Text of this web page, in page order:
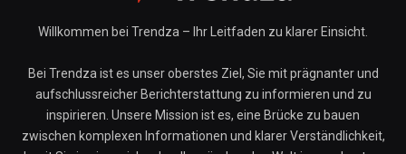
Willkommen bei Trendza – Ihr Leitfaden zu klarer Einsicht.
Bei Trendza ist es unser oberstes Ziel, Sie mit prägnanter und
aufschlussreicher Berichterstattung zu informieren und zu
inspirieren. Unsere Mission ist es, eine Brücke zu bauen
zwischen komplexen Informationen und klarer Verständlichkeit,